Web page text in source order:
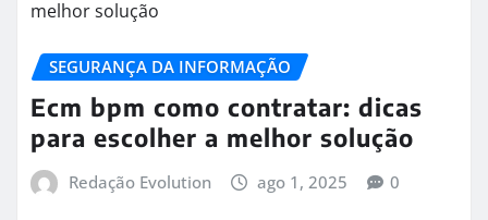
SEGURANÇA DA INFORMAÇÃO
Ecm bpm como contratar: dicas
para escolher a melhor solução
Redação Evolution ago 1, 2025 0